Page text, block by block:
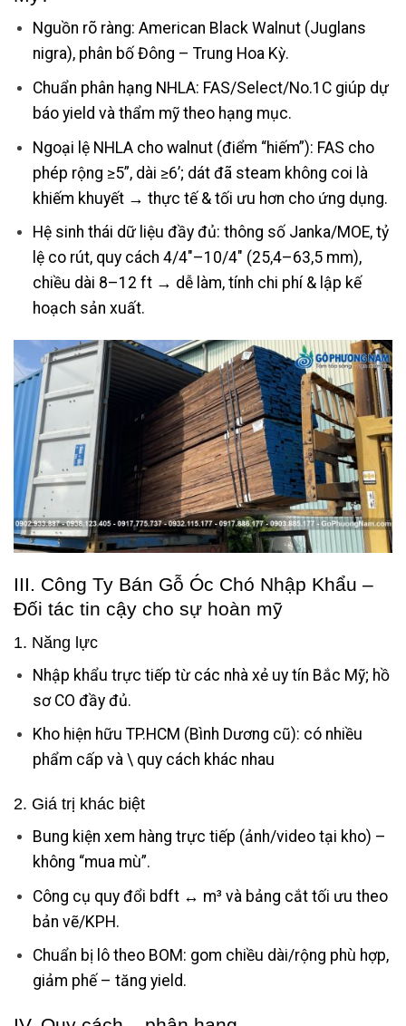
Nguồn rõ ràng: American Black Walnut (Juglans
nigra), phân bố Đông – Trung Hoa Kỳ.
Chuẩn phân hạng NHLA: FAS/Select/No.1C giúp dự
báo yield và thẩm mỹ theo hạng mục.
Ngoại lệ NHLA cho walnut (điểm “hiếm”): FAS cho
phép rộng ≥5”, dài ≥6’; dát đã steam không coi là
khiếm khuyết → thực tế & tối ưu hơn cho ứng dụng.
Hệ sinh thái dữ liệu đầy đủ: thông số Janka/MOE, tỷ
lệ co rút, quy cách 4/4″–10/4″ (25,4–63,5 mm),
chiều dài 8–12 ft → dễ làm, tính chi phí & lập kế
hoạch sản xuất.
III. Công Ty Bán Gỗ Óc Chó Nhập Khẩu –
Đối tác tin cậy cho sự hoàn mỹ
1. Năng lực
Nhập khẩu trực tiếp từ các nhà xẻ uy tín Bắc Mỹ; hồ
sơ CO đầy đủ.
Kho hiện hữu TP.HCM (Bình Dương cũ): có nhiều
phẩm cấp và \ quy cách khác nhau
2. Giá trị khác biệt
Bung kiện xem hàng trực tiếp (ảnh/video tại kho) –
không “mua mù”.
Công cụ quy đổi bdft ↔ m³ và bảng cắt tối ưu theo
bản vẽ/KPH.
Chuẩn bị lô theo BOM: gom chiều dài/rộng phù hợp,
giảm phế – tăng yield.